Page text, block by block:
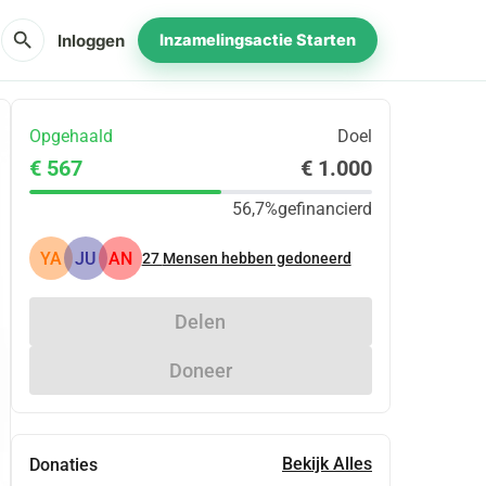
search Inloggen Inzamelingsactie Starten
Opgehaald Doel
€ 567 € 1.000
56,7%gefinancierd
YA JU AN 27 Mensen hebben gedoneerd
Delen
Doneer
Donaties Bekijk Alles